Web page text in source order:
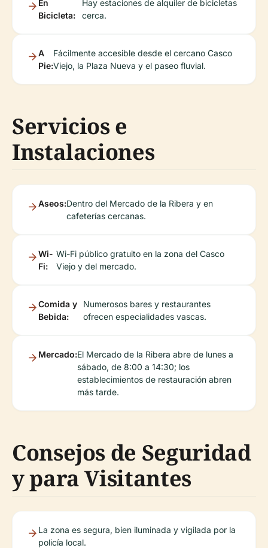
En
Bicicleta:
Hay estaciones de alquiler de bicicletas
cerca.
A
Pie:
Fácilmente accesible desde el cercano Casco
Viejo, la Plaza Nueva y el paseo fluvial.
Servicios e
Instalaciones
Aseos:Dentro del Mercado de la Ribera y en
cafeterías cercanas.
Wi-
Fi:
Wi-Fi público gratuito en la zona del Casco
Viejo y del mercado.
Comida y
Bebida:
Numerosos bares y restaurantes
ofrecen especialidades vascas.
Mercado:El Mercado de la Ribera abre de lunes a
sábado, de 8:00 a 14:30; los
establecimientos de restauración abren
más tarde.
Consejos de Seguridad
y para Visitantes
La zona es segura, bien iluminada y vigilada por la
policía local.